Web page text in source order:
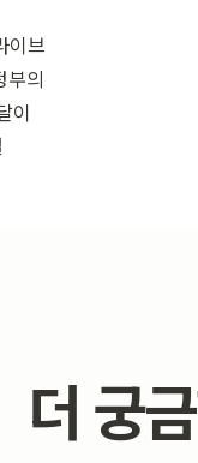
이브
부의
이
더 궁